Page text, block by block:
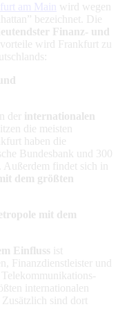
am Main
wird wegen
bezeichnet. Die
Finanz- und
wird Frankfurt zu
der internationalen
die meisten
haben die
Bundesbank und 300
findet sich in
dem größten
mit dem
Einfluss ist
Finanzdienstleister und
internationalen
sind dort